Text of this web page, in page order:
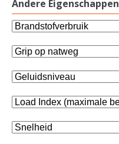
Andere Eigenschappen